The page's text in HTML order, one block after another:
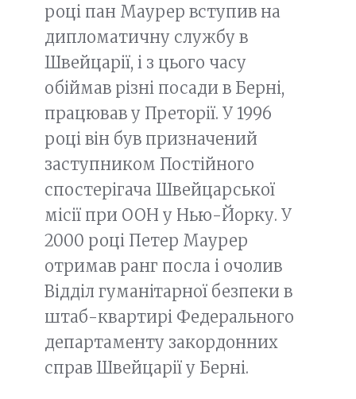
році пан Маурер вступив на
дипломатичну службу в
Швейцарії, і з цього часу
обіймав різні посади в Берні,
працював у Преторії. У 1996
році він був призначений
заступником Постійного
спостерігача Швейцарської
місії при ООН у Нью-Йорку. У
2000 році Петер Маурер
отримав ранг посла і очолив
Відділ гуманітарної безпеки в
штаб-квартирі Федерального
департаменту закордонних
справ Швейцарії у Берні.